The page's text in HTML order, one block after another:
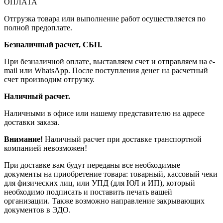
Отгрузка товара или выполнение работ осуществляется по
полной предоплате.
Безналичный расчет, СБП.
При безналичной оплате, выставляем счет и отправляем на e-
mail или WhatsApp. После поступления денег на расчетный
счет производим отгрузку.
Наличный расчет.
Наличными в офисе или нашему представителю на адресе
доставки заказа.
Внимание! Наличный расчет при доставке транспортной
компанией невозможен!
При доставке вам будут переданы все необходимые
документы на приобретение товара: товарный, кассовый чеки
для физических лиц, или УПД (для ЮЛ и ИП), который
необходимо подписать и поставить печать вашей
организации. Также возможно направление закрывающих
документов в ЭДО.